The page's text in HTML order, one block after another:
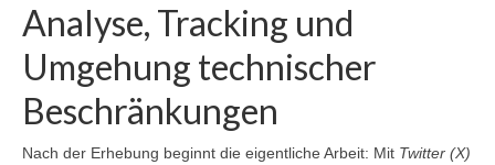
Analyse, Tracking und
Umgehung technischer
Beschränkungen
Nach der Erhebung beginnt die eigentliche Arbeit: Mit Twitter (X)